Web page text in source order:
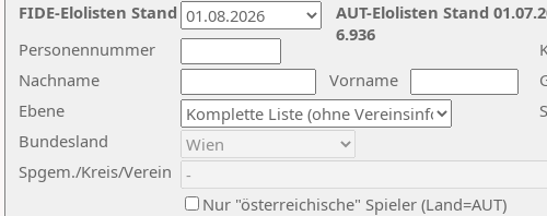
Nachname
Vorname
Ebene
Personennummer
Bundesland
Spgem./Kreis/Verein
Nur "österreichische" Spieler (Land=AUT)
AUT-Elolisten Stand
6.936
FIDE-Elolisten Stand